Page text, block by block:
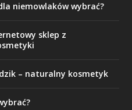
niemowlaków wybrać?
sklep z
– naturalny kosmetyk